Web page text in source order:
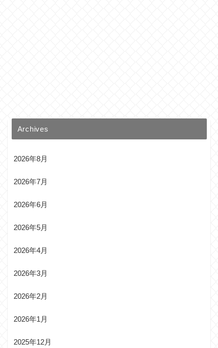
Archives
2026年8月
2026年7月
2026年6月
2026年5月
2026年4月
2026年3月
2026年2月
2026年1月
2025年12月